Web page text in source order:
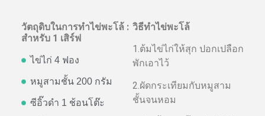
วัตถุดิบในการทำไข่พะโล้ :
สำหรับ 1 เสิร์ฟ
ไข่ไก่ 4 ฟอง
หมูสามชั้น 200 กรัม
ซีอิ๊วดำ 1 ช้อนโต๊ะ
วิธีทำไข่พะโล้
1.ต้มไข่ไก่ให้สุก ปอกเปลือก
พักเอาไว้
2.ผัดกระเทียมกับหมูสาม
ชั้นจนหอม